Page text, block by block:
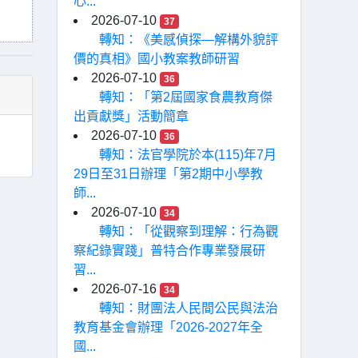
2026-07-10
37
轉知：《美感偵探—解構外貌評
價的真相》國小教案教師研習
2026-07-10
36
轉知：「第2屆國家食農教育傑
出貢獻獎」活動簡章
2026-07-10
36
轉知：法官學院於本(115)年7月
29日至31日辦理「第2期中小學教
師...
2026-07-10
34
轉知：「從觀察到理解：行為觀
察紀錄實踐」普特合作專業發展研
習...
2026-07-16
34
轉知：財團法人民間公民與法治
教育基金會辦理「2026-2027年全
國...